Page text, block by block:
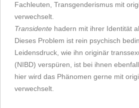
Fachleuten, Transgenderismus mit
verwechselt.
Transidente hadern mit ihrer Identität
Dieses Problem ist rein psychisch
Leidensdruck, wie ihn originär
(NIBD) verspüren, ist bei ihnen
hier wird das Phänomen gerne mit
verwechselt.